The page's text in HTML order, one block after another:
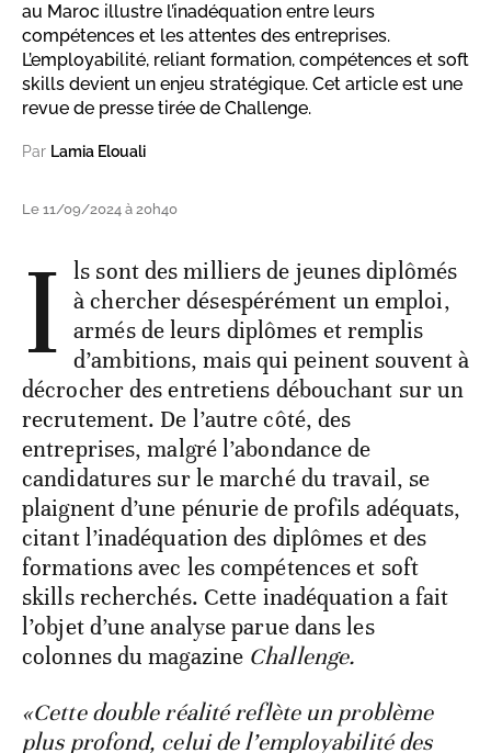
au Maroc illustre l’inadéquation entre leurs
compétences et les attentes des entreprises.
L’employabilité, reliant formation, compétences et soft
skills devient un enjeu stratégique. Cet article est une
revue de presse tirée de Challenge.
Par Lamia Elouali
Le 11/09/2024 à 20h40
I ls sont des milliers de jeunes diplômés
à chercher désespérément un emploi,
armés de leurs diplômes et remplis
d’ambitions, mais qui peinent souvent à
décrocher des entretiens débouchant sur un
recrutement. De l’autre côté, des
entreprises, malgré l’abondance de
candidatures sur le marché du travail, se
plaignent d’une pénurie de profils adéquats,
citant l’inadéquation des diplômes et des
formations avec les compétences et soft
skills recherchés. Cette inadéquation a fait
l’objet d’une analyse parue dans les
colonnes du magazine Challenge.
«Cette double réalité reflète un problème
plus profond, celui de l’employabilité des